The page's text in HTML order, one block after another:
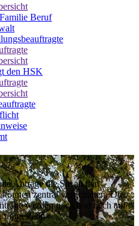
Beruf
den HSK
Anträge die Sie an den
zentral vorgehalten. Die
werden nach und nach auf
umgestellt.